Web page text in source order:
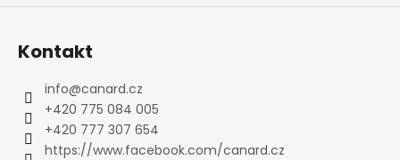
Kontakt
info@canard.cz
+420 775 084 005
+420 777 307 654
https://www.facebook.com/canard.cz